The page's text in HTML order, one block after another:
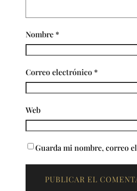
Nombre *
Correo electrónico *
Web
Guarda mi nombre, correo